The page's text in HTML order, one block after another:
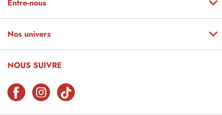
Entre-nous
Nos univers
NOUS SUIVRE